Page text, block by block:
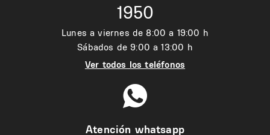
1950
Lunes a viernes de 8:00 a 19:00 h
Sábados de 9:00 a 13:00 h
Ver todos los teléfonos
Atención whatsapp